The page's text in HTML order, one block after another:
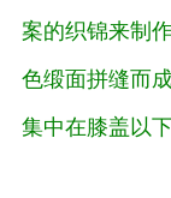
案的织锦来制
色缎面拼缝而
集中在膝盖以